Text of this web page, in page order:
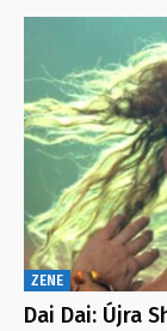
ZENE
Dai Dai: Újra